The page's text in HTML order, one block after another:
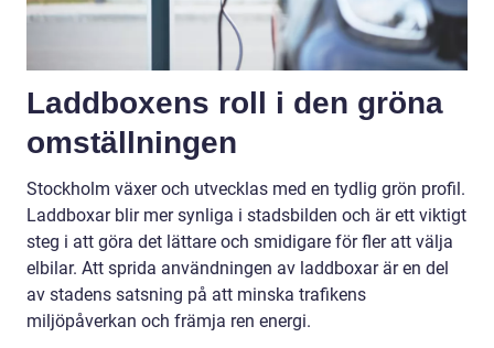
Laddboxens roll i den gröna
omställningen
Stockholm växer och utvecklas med en tydlig grön profil.
Laddboxar blir mer synliga i stadsbilden och är ett viktigt
steg i att göra det lättare och smidigare för fler att välja
elbilar. Att sprida användningen av laddboxar är en del
av stadens satsning på att minska trafikens
miljöpåverkan och främja ren energi.